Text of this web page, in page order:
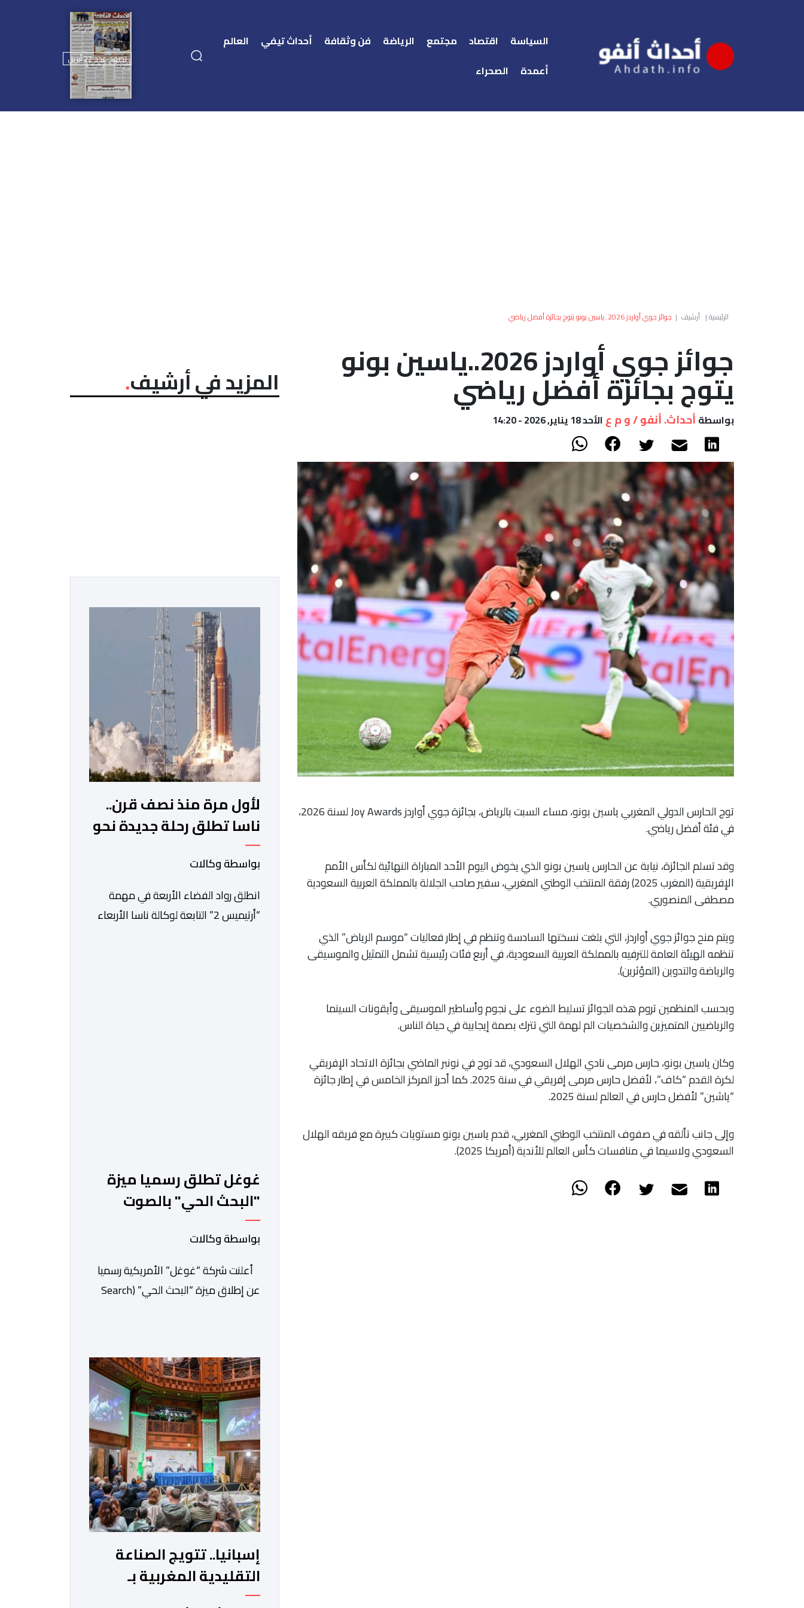
السياسة اقتصاد مجتمع الرياضة فن وثقافة أحداث تيفي
العالم
أعمدة
الصحراء
تصفح عدد 22 أبريل
الرئيسية| أرشيف | جوائز جوي أواردز 2026..ياسين بونو يتوج بجائزة أفضل رياضي
جوائز جوي أواردز 2026..ياسين بونو
يتوج بجائزة أفضل رياضي
بواسطة أحداث. أنفو / و م ع الأحد 18 يناير, 2026 - 14:20
توج الحارس الدولي المغربي ياسين بونو، مساء السبت بالرياض، بجائزة جوي أواردز Joy Awards لسنة 2026،
في فئة أفضل رياضي.
وقد تسلم الجائزة، نيابة عن الحارس ياسين بونو الذي يخوض اليوم الأحد المباراة النهائية لكأس الأمم
الإفريقية (المغرب 2025) رفقة المنتخب الوطني المغربي، سفير صاحب الجلالة بالمملكة العربية السعودية
مصطفى المنصوري.
ويتم منح جوائز جوي أواردز، التي بلغت نسختها السادسة وتنظم في إطار فعاليات “موسم الرياض” الذي
تنظمه الهيئة العامة للترفيه بالمملكة العربية السعودية، في أربع فئات رئيسية تشمل التمثيل والموسيقى
والرياضة والتدوين (المؤثرين).
وبحسب المنظمين تروم هذه الجوائز تسليط الضوء على نجوم وأساطير الموسيقى وأيقونات السينما
والرياضيين المتميزين والشخصيات الم لهمة التي تترك بصمة إيجابية في حياة الناس.
وكان ياسين بونو، حارس مرمى نادي الهلال السعودي، قد توج في نونبر الماضي بجائزة الاتحاد الإفريقي
لكرة القدم “كاف”، لأفضل حارس مرمى إفريقي في سنة 2025. كما أحرز المركز الخامس في إطار جائزة
“ياشين” لأفضل حارس في العالم لسنة 2025.
وإلى جانب تألقه في صفوف المنتخب الوطني المغربي، قدم ياسين بونو مستويات كبيرة مع فريقه الهلال
السعودي ولاسيما في منافسات كأس العالم للأندية (أمريكا 2025).
المزيد في أرشيف
لأول مرة منذ نصف قرن..
ناسا تطلق رحلة جديدة نحو
القمر
بواسطة وكالات
انطلق رواد الفضاء الأربعة في مهمة
“أرتيميس 2” التابعة لوكالة ناسا الأربعاء
غوغل تطلق رسميا ميزة
"البحث الحي" بالصوت
والكاميرا
بواسطة وكالات
أعلنت شركة “غوغل” الأمريكية رسميا
عن إطلاق ميزة “البحث الحي” (Search
محرك البحث التقليدي. وأوضحت الشركة
تأتي هذه الخطوة كجزء من استراتيجية
“غوغل” الشاملة لتعميم تطبيقات الذكاء
الاصطناعي التوليدي في تفاصيل الحياة
اليومية. وتعتمد الميزة الجديدة على […]
إسبانيا.. تتويج الصناعة
التقليدية المغربية بـ
"جائزة ديموفيلو"